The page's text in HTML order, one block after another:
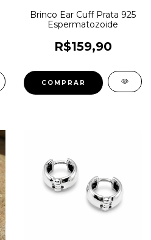
Brinco Ear Cuff Prata 925
Espermatozoide
R$159,90